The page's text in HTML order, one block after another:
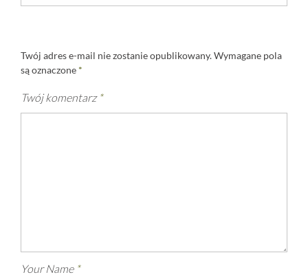
Twój adres e-mail nie zostanie opublikowany.Wymagane pola
są oznaczone *
Twój komentarz *
Your Name *